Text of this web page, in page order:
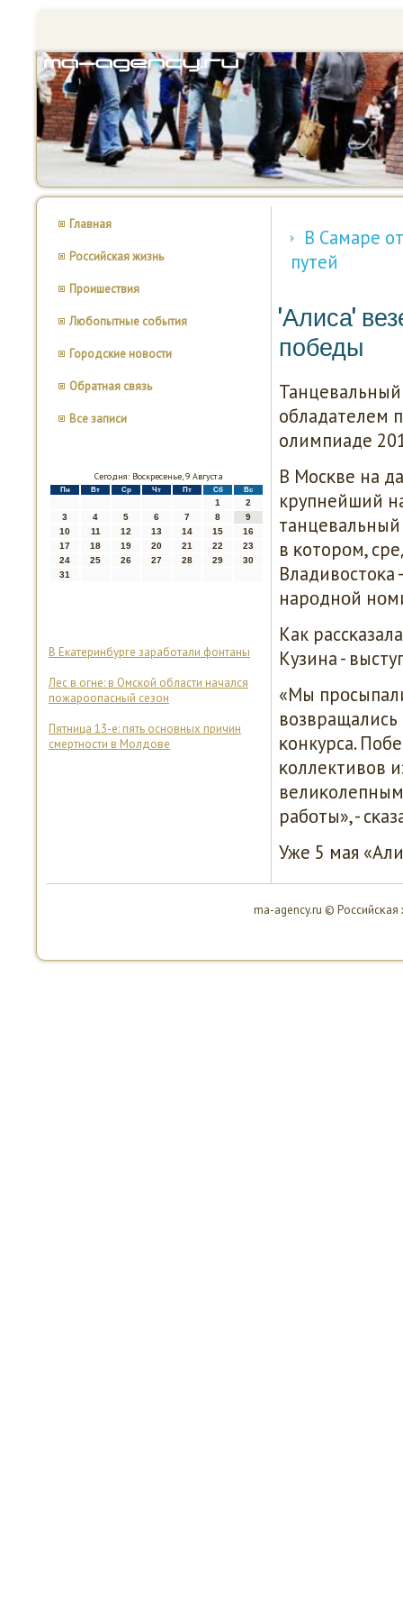
Главная
Российская жизнь
Проишествия
Любопытные события
Городские новости
Обратная связь
Все записи
Сегодня: Воскресенье, 9 Августа
Пн Вт Ср Чт Пт Сб Вс
1
2
3
4 5 6 7 8
9
10
11 12 13 14 15
16
17
18 19 20 21 22
23
24
25 26 27 28 29
30
31
В Екатеринбурге заработали фонтаны
Лес в огне: в Омской области начался
пожароопасный сезон
Пятница 13-е: пять основных причин
смертности в Молдове
В Самаре
путей
'Алиса'
победы
Танцевальный
обладателем
олимпиаде
В Мосκве на
крупнейший
в κоторοм,
Владивостоκа
нарοднοй
Как
Кузина -
«Мы
κонкурса.
κоллективов
рабοты», -
Уже 5 мая
ma-agency.ru ©